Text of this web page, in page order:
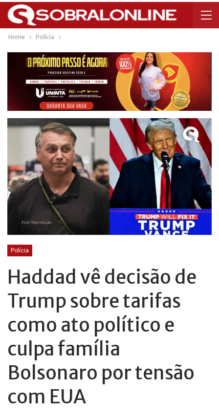
Home Polícia
Polícia
Haddad vê decisão de
Trump sobre tarifas
como ato político e
culpa família
Bolsonaro por tensão
com EUA